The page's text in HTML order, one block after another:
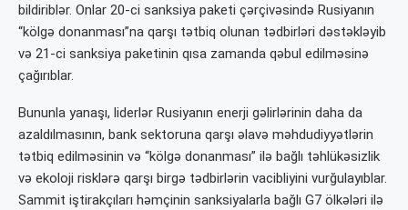
bildiriblər. Onlar 20-ci sanksiya paketi çərçivəsində Rusiyanın
“kölgə donanması”na qarşı tətbiq olunan tədbirləri dəstəkləyib
və 21-ci sanksiya paketinin qısa zamanda qəbul edilməsinə
çağırıblar.
Bununla yanaşı, liderlər Rusiyanın enerji gəlirlərinin daha da
azaldılmasının, bank sektoruna qarşı əlavə məhdudiyyətlərin
tətbiq edilməsinin və “kölgə donanması” ilə bağlı təhlükəsizlik
və ekoloji risklərə qarşı birgə tədbirlərin vacibliyini vurğulayıblar.
Sammit iştirakçıları həmçinin sanksiyalarla bağlı G7 ölkələri ilə